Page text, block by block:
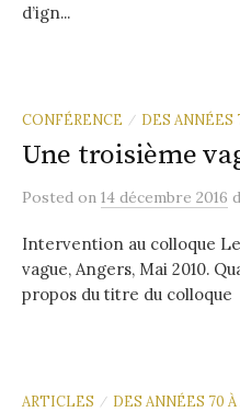
d’ign...
CONFÉRENCE / DES ANNÉES
Une troisième
Posted on 14 décembre 2016
Intervention au colloque
vague, Angers, Mai 2010.
propos du titre du colloque
ARTICLES / DES ANNÉES 70